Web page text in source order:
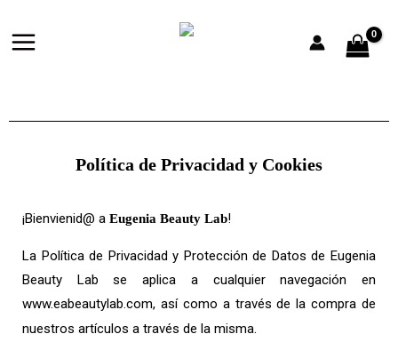
Política de Privacidad y Cookies
¡Bienvienid@ a Eugenia Beauty Lab!
La Política de Privacidad y Protección de Datos de Eugenia
Beauty Lab se aplica a cualquier navegación en
www.eabeautylab.com, así como a través de la compra de
nuestros artículos a través de la misma.